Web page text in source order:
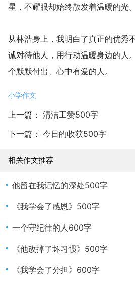
星，不耀眼却始终散发着温暖的光。
从林浩身上，我明白了真正的优秀
诚对待他人，用行动温暖身边的人
个默默付出、心中有爱的人。
小学作文
上一篇： 清洁工赞500字
下一篇： 今日的收获500字
相关作文推荐
他留在我记忆的深处500字
《我学会了感恩》500字
一个守纪律的人600字
《他改掉了坏习惯》500字
《我学会了分担》600字